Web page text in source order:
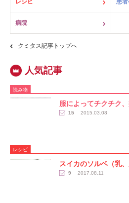
レシピ 患
病院
クミタス記事トップへ
読み物
服によってチクチク
15 2015.03.08
レシピ
スイカのソルベ（乳
9 2017.08.11